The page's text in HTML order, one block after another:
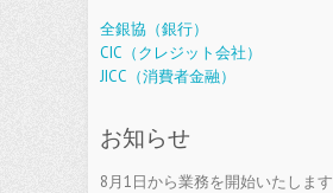
全銀協（銀行）
CIC（クレジット会社）
JICC（消費者金融）
お知らせ
8月1日から業務を開始いたします